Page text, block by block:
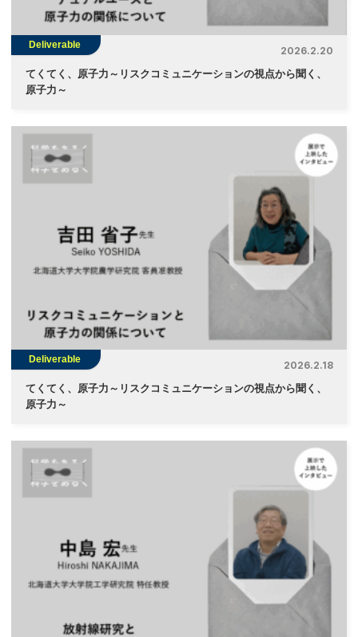
Deliverable
2026.2.20
てくてく、原子力～リスクコミュニケーションの視点から聞く、
原子力～
Deliverable
2026.2.18
てくてく、原子力～リスクコミュニケーションの視点から聞く、
原子力～